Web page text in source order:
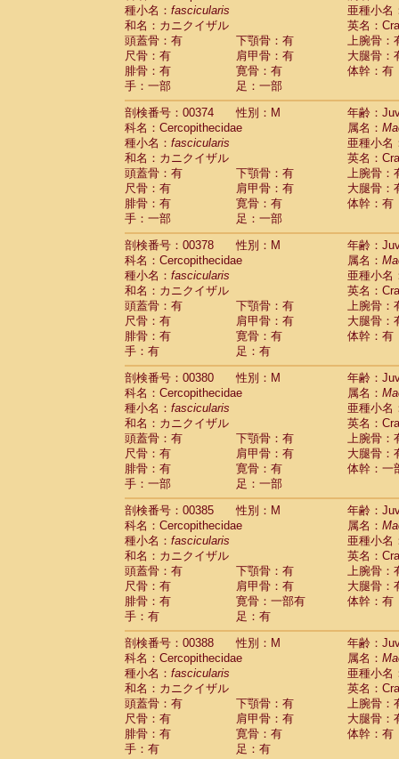
種小名： fascicularis
亜種小名
和名：カニクイザル
英名：
頭蓋骨：有
下顎骨：有
上腕骨：
尺骨：有
肩甲骨：有
大腿骨：
腓骨：有
寛骨：有
体幹：有
手：一部
足：一部
剖検番号：00374
性別：M
年齢：
科名：Cercopithecidae
属名：
種小名： fascicularis
亜種小名
和名：カニクイザル
英名：
頭蓋骨：有
下顎骨：有
上腕骨：
尺骨：有
肩甲骨：有
大腿骨：
腓骨：有
寛骨：有
体幹：有
手：一部
足：一部
剖検番号：00378
性別：M
年齢：
科名：Cercopithecidae
属名：
種小名： fascicularis
亜種小名
和名：カニクイザル
英名：
頭蓋骨：有
下顎骨：有
上腕骨：
尺骨：有
肩甲骨：有
大腿骨：
腓骨：有
寛骨：有
体幹：有
手：有
足：有
剖検番号：00380
性別：M
年齢：
科名：Cercopithecidae
属名：
種小名： fascicularis
亜種小名
和名：カニクイザル
英名：
頭蓋骨：有
下顎骨：有
上腕骨：
尺骨：有
肩甲骨：有
大腿骨：
腓骨：有
寛骨：有
体幹：一
手：一部
足：一部
剖検番号：00385
性別：M
年齢：
科名：Cercopithecidae
属名：
種小名： fascicularis
亜種小名
和名：カニクイザル
英名：
頭蓋骨：有
下顎骨：有
上腕骨：
尺骨：有
肩甲骨：有
大腿骨：
腓骨：有
寛骨：一部有
体幹：有
手：有
足：有
剖検番号：00388
性別：M
年齢：
科名：Cercopithecidae
属名：
種小名： fascicularis
亜種小名
和名：カニクイザル
英名：
頭蓋骨：有
下顎骨：有
上腕骨：
尺骨：有
肩甲骨：有
大腿骨：
腓骨：有
寛骨：有
体幹：有
手：有
足：有